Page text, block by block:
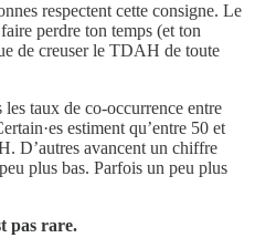
respectent cette consigne. Le
perdre ton temps (et ton
de creuser le TDAH de toute
taux de co-occurrence entre
estiment qu’entre 50 et
D’autres avancent un chiffre
plus bas. Parfois un peu plus
pas rare.